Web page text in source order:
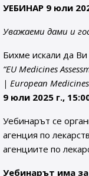
УЕБИНАР 9 юли
Уважаеми дами и
Бихме искали да
“EU Medicines
| European Medicines
9 юли 2025 г.,
Уебинарът се
агенция по
агенциите по
Уебинарът има